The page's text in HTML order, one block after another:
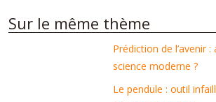
Sur le même thème
Prédiction de l’avenir
science moderne ?
Le pendule : outil